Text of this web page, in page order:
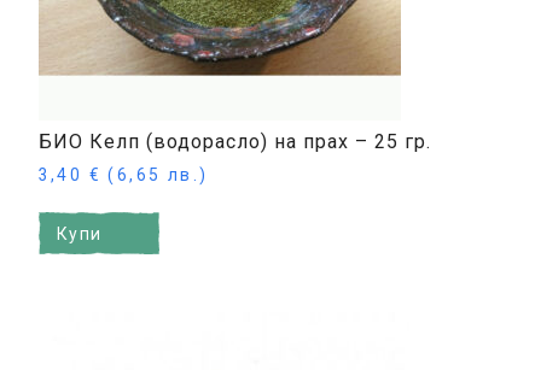
БИО Келп (водорасло) на прах – 25 гр.
3,40 € (6,65 лв.)
Купи